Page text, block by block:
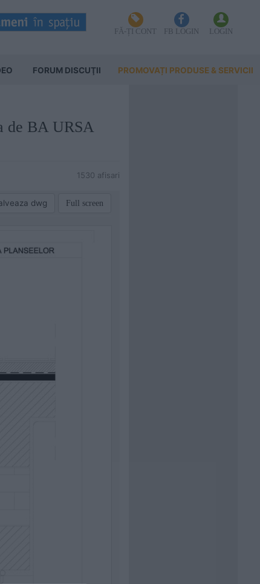
FĂ-ȚI CONT FB LOGIN LOGIN
FORUM DISCUŢII PROMOVAȚI PRODUSE & SERVICII
de BA URSA
1530 afisari
dwg Full screen